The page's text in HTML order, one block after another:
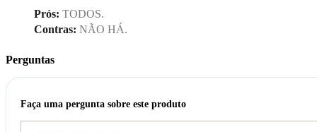
Prós: TODOS.
Contras: NÃO HÁ.
Perguntas
Faça uma pergunta sobre este produto